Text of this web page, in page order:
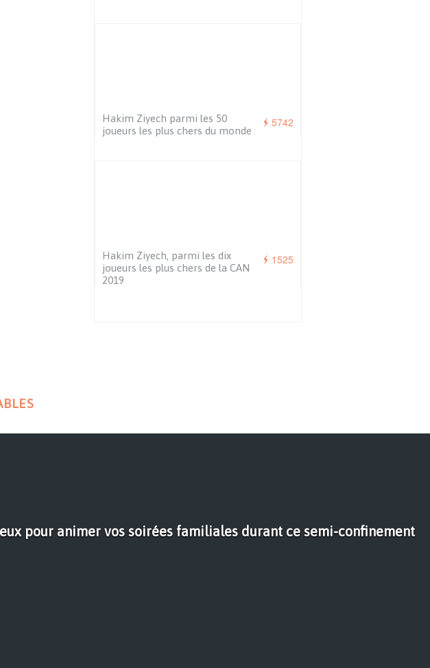
5742
Hakim Ziyech parmi les 50
joueurs les plus chers du monde
1525
Hakim Ziyech, parmi les dix
joueurs les plus chers de la CAN
2019
pour animer vos soirées familiales durant ce semi-confinement